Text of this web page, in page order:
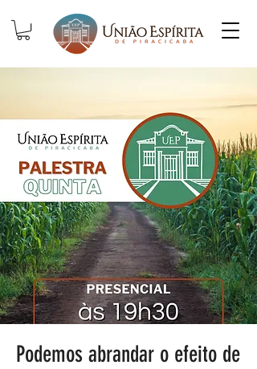
Podemos abrandar o efeito de